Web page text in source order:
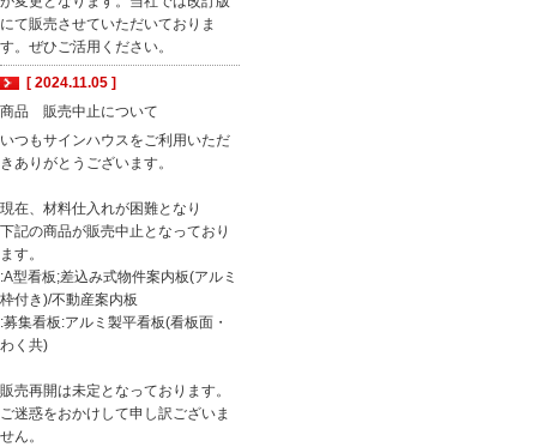
にて販売させていただいておりま
す。ぜひご活用ください。
[ 2024.11.05 ]
商品 販売中止について
いつもサインハウスをご利用いただ
きありがとうございます。
現在、材料仕入れが困難となり
下記の商品が販売中止となっており
ます。
:A型看板;差込み式物件案内板(アルミ
枠付き)/不動産案内板
:募集看板:アルミ製平看板(看板面・
わく共)
販売再開は未定となっております。
ご迷惑をおかけして申し訳ございま
せん。